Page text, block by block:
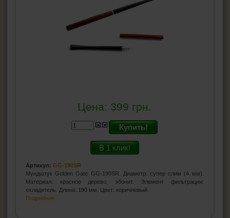
Цена: 399 грн.
Купить!
В 1 клик!
Артикул: GG-190SR
Мундштук Golden Gate GG-190SR. Диаметр: супер слим (4 мм).
Материал: красное дерево, эбонит. Элемент фильтрации:
охладитель. Длина: 190 мм. Цвет: коричневый.
Подробнее...